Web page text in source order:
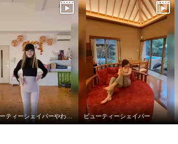
ビューティーシェイパーやわらかフィットベージュ色 ビューティーシェイパー